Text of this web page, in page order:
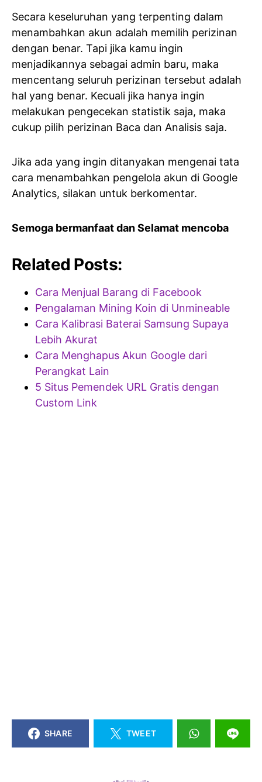
Secara keseluruhan yang terpenting dalam
menambahkan akun adalah memilih perizinan
dengan benar. Tapi jika kamu ingin
menjadikannya sebagai admin baru, maka
mencentang seluruh perizinan tersebut adalah
hal yang benar. Kecuali jika hanya ingin
melakukan pengecekan statistik saja, maka
cukup pilih perizinan Baca dan Analisis saja.
Jika ada yang ingin ditanyakan mengenai tata
cara menambahkan pengelola akun di Google
Analytics, silakan untuk berkomentar.
Semoga bermanfaat dan Selamat mencoba
Related Posts:
Cara Menjual Barang di Facebook
Pengalaman Mining Koin di Unmineable
Cara Kalibrasi Baterai Samsung Supaya
Lebih Akurat
Cara Menghapus Akun Google dari
Perangkat Lain
5 Situs Pemendek URL Gratis dengan
Custom Link
SHARE TWEET